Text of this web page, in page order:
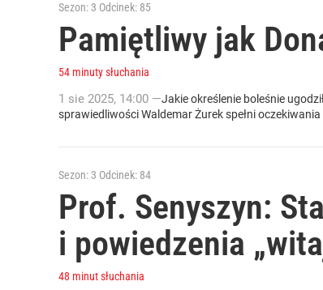
Sezon: 3 Odcinek: 85
Pamiętliwy jak
54 minuty słuchania
1 sie 2025, 14:00 —Jakie określenie boleśnie
sprawiedliwości Waldemar Żurek spełni
Sezon: 3 Odcinek: 84
Prof. Senyszyn:
i powiedzenia
48 minut słuchania